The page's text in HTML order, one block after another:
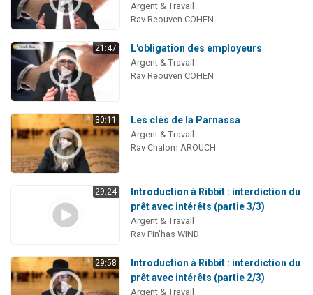
Argent & Travail
Rav Reouven COHEN
21:47 L'obligation des employeurs
Argent & Travail
Rav Reouven COHEN
30:11 Les clés de la Parnassa
Argent & Travail
Rav Chalom AROUCH
29:24
Introduction à Ribbit : interdiction du
prêt avec intérêts (partie 3/3)
Argent & Travail
Rav Pin'has WIND
29:58
Introduction à Ribbit : interdiction du
prêt avec intérêts (partie 2/3)
Argent & Travail